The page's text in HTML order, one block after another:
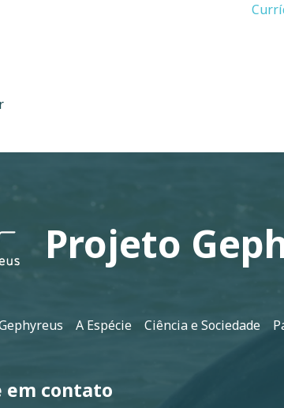
Projeto
A Espécie Ciência e Sociedade
em contato